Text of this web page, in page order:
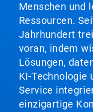
Menschen und
Ressourcen.
Jahrhundert
voran, indem
Lösungen,
KI-Technologie
Service
einzigartige